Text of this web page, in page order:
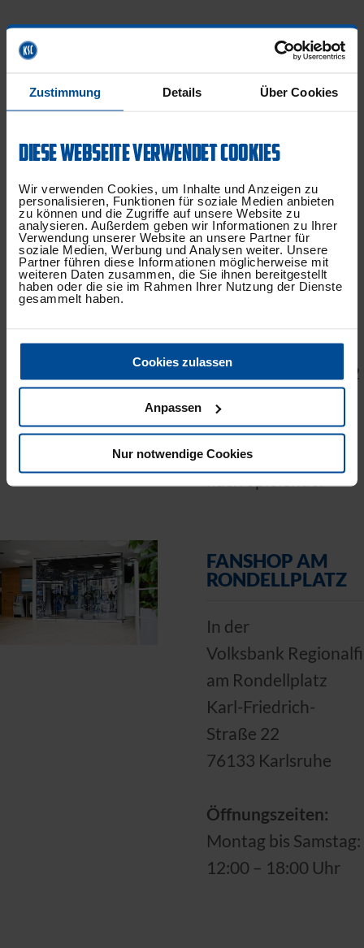
Zustimmung Details Über Cookies
DIESE WEBSEITE VERWENDET COOKIES
Wir verwenden Cookies, um Inhalte und Anzeigen zu
personalisieren, Funktionen für soziale Medien anbieten
zu können und die Zugriffe auf unsere Website zu
analysieren. Außerdem geben wir Informationen zu Ihrer
Verwendung unserer Website an unsere Partner für
soziale Medien, Werbung und Analysen weiter. Unsere
Partner führen diese Informationen möglicherweise mit
weiteren Daten zusammen, die Sie ihnen bereitgestellt
haben oder die sie im Rahmen Ihrer Nutzung der Dienste
gesammelt haben.
Cookies zulassen
Anpassen
Nur notwendige Cookies
Öffnungszeiten:
Montag bis
18:00 Uhr
19:00 Uhr
Samstag: 11:00 –
15:00 Uhr
unter der Woche
öffnet die FanWelt 2
Spielbeginn und
schließt 90 Minuten
nach Spielende.
FANSHOP AM
RONDELLPLATZ
In der
Volksbank
am Rondellplatz
Karl-Friedrich-
Straße 22
76133 Karlsruhe
Öffnungszeiten:
Montag bis Samstag:
12:00 – 18:00 Uhr